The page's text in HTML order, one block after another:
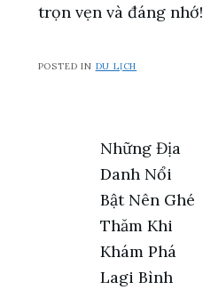
trọn vẹn và đáng nhớ!
POSTED IN DU LỊCH
Điều
hướng
bài
viết
Những Địa
Danh Nổi
Bật Nên Ghé
Thăm Khi
Khám Phá
Lagi Bình